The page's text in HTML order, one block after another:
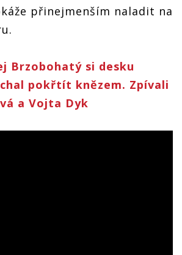
přinejmenším naladit na
Brzobohatý si desku
pokřtít knězem. Zpívali
a Vojta Dyk